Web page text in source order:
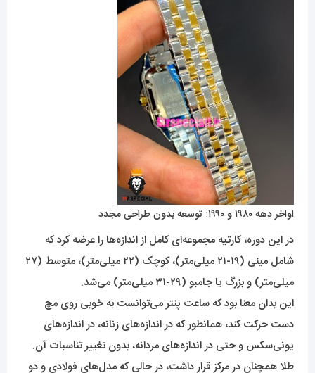
اواخر دهه ۱۹۸۰ و ۱۹۹۰: توسعه بدون طراحی مجدد
در این دوره، کارتیه مجموعه‌ای کامل از اندازه‌ها را عرضه کرد که
شامل مینی (۱۹-۲۱ میلی‌متر)، کوچک (۲۲ میلی‌متر)، متوسط ​​(۲۷
میلی‌متر) و بزرگ یا جامبو (۲۹-۳۱ میلی‌متر) می‌شد.
این بدان معنا بود که ساعت پنتر می‌توانست به خوبی روی مچ
دست حرکت کند، همانطور که در اندازه‌های زنانه، در اندازه‌های
یونی‌سکس و حتی در اندازه‌های مردانه، بدون تغییر تناسبات آن.
طلا همچنان در مرکز قرار داشت، در حالی که مدل‌های فولادی و دو